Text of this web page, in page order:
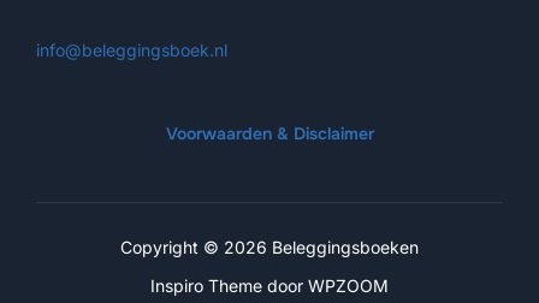
info@beleggingsboek.nl
Voorwaarden & Disclaimer
Copyright © 2026 Beleggingsboeken
Inspiro Theme door WPZOOM